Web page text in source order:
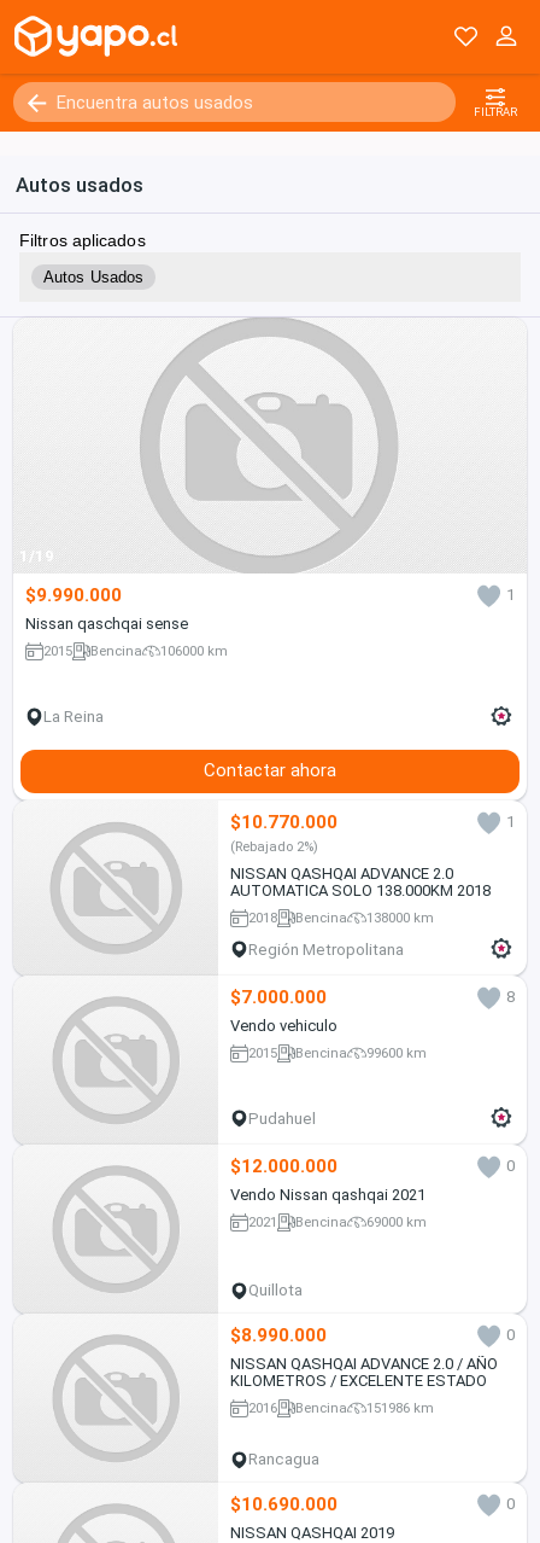
FILTRAR
Autos usados
Filtros aplicados
Autos Usados
1/19
$9.990.000
1
Nissan qaschqai sense
2015 Bencina 106000 km
La Reina
Contactar ahora
$10.770.000 1
(Rebajado 2%)
NISSAN QASHQAI ADVANCE 2.0
AUTOMATICA SOLO 138.000KM 2018
2018 Bencina 138000 km
Región Metropolitana
$7.000.000
8
Vendo vehiculo
2015 Bencina 99600 km
Pudahuel
$12.000.000
0
Vendo Nissan qashqai 2021
2021 Bencina 69000 km
Quillota
$8.990.000
0
NISSAN QASHQAI ADVANCE 2.0 / AÑO
KILOMETROS / EXCELENTE ESTADO
2016 Bencina 151986 km
Rancagua
$10.690.000
0
NISSAN QASHQAI 2019